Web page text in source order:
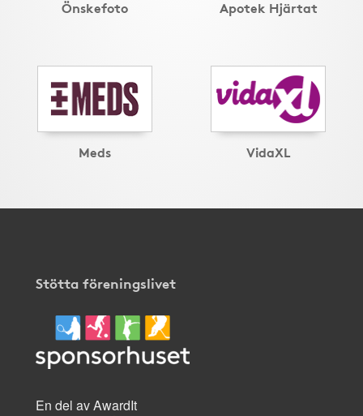
Önskefoto Apotek Hjärtat
Meds VidaXL
Stötta föreningslivet
En del av AwardIt